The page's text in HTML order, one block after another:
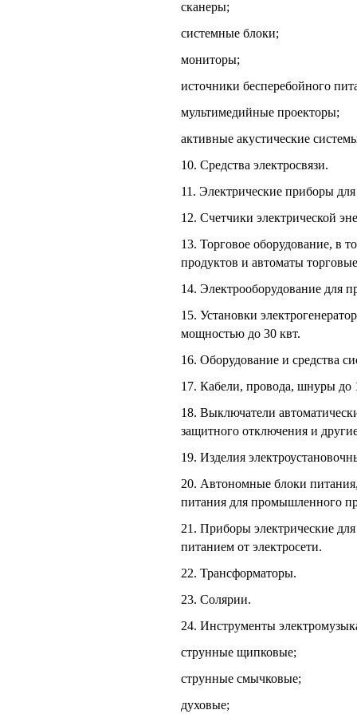
сканеры;
системные блоки;
мониторы;
источники бесперебойного
мультимедийные проекторы;
активные акустические
10. Средства электросвязи.
11. Электрические приборы
12. Счетчики электрической
13. Торговое оборудование, в
продуктов и автоматы
14. Электрооборудование для
15. Установки
мощностью до 30 квт.
16. Оборудование и средства
17. Кабели, провода, шнуры до
18. Выключатели
защитного отключения и
19. Изделия
20. Автономные блоки
питания для промышленного
21. Приборы электрические
питанием от электросети.
22. Трансформаторы.
23. Солярии.
24. Инструменты
струнные щипковые;
струнные смычковые;
духовые;